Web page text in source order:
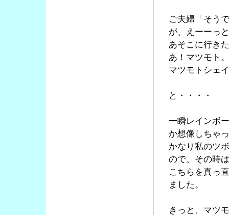
ご夫婦「そう
が、えーーっ
あそこに行き
あ！マツモト
マツモトシェ
と・・・・
一瞬レインボ
か想像しちゃ
かなり私のツ
ので、その時
こちらを真っ
ました。
きっと、マツ